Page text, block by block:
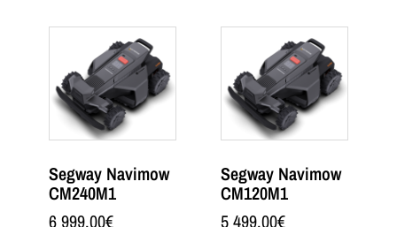
Segway Navimow
CM240M1
6 999,00€
Segway Navimow
CM120M1
5 499,00€